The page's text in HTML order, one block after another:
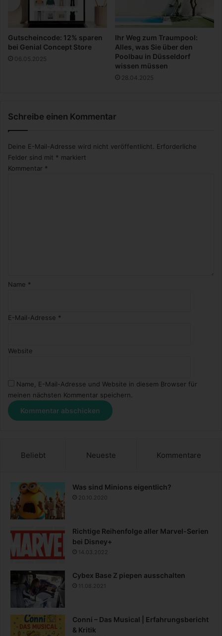
a
Gutscheincode: 12% sparen
bei Genial Concept Store
06.05.2025
Ihr Weg zum Traumpool:
Alles, was Sie über den
Poolbau in Düsseldorf
wissen müssen
28.04.2025
Schreibe einen Kommentar
Deine E-Mail-Adresse wird nicht veröffentlicht.
Erforderliche
Felder sind mit * markiert
Kommentar *
Name *
E-Mail-Adresse *
Website
Name, E-Mail-Adresse und Website in diesem Browser für
meinen nächsten Kommentar speichern.
Beliebt Neueste Kommentare
Was sind Minions eigentlich?
20.10.2020
Richtige Reihenfolge aller Marvel-Serien
bei Disney+
14.03.2022
Cybex Base Z piepen ausschalten
11.08.2021
Conni – Das Musical | Erfahrungsbericht
& Kritik